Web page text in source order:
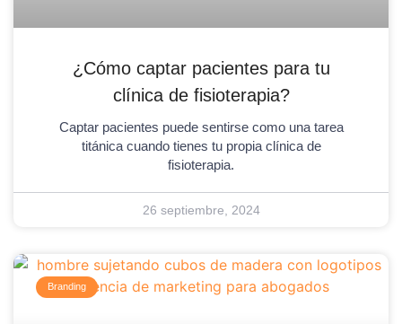
¿Cómo captar pacientes para tu
clínica de fisioterapia?
Captar pacientes puede sentirse como una tarea
titánica cuando tienes tu propia clínica de
fisioterapia.
26 septiembre, 2024
Branding